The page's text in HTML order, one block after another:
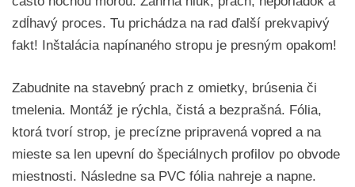
zdĺhavý proces. Tu prichádza na rad ďalší prekvapivý
fakt! Inštalácia napínaného stropu je presným opakom!
Zabudnite na stavebný prach z omietky, brúsenia či
tmelenia. Montáž je rýchla, čistá a bezprašná. Fólia,
ktorá tvorí strop, je precízne pripravená vopred a na
mieste sa len upevní do špeciálnych profilov po obvode
miestnosti. Následne sa PVC fólia nahreje a napne.